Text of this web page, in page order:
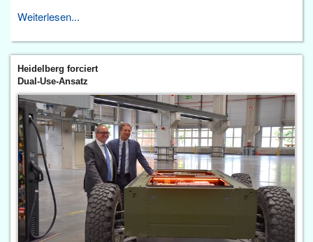
Weiterlesen...
Heidelberg forciert
Dual-Use-Ansatz